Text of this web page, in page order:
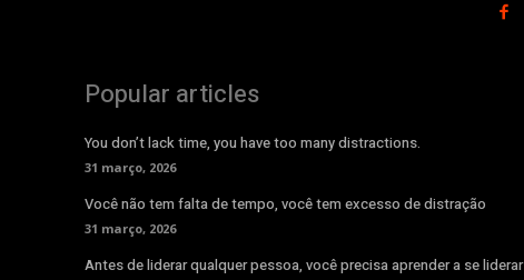
Popular articles
You don’t lack time, you have too many distractions.
31 março, 2026
Você não tem falta de tempo, você tem excesso de distração
31 março, 2026
Antes de liderar qualquer pessoa, você precisa aprender a se liderar